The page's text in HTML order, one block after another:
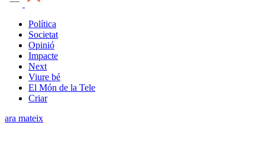
Política
Societat
Opinió
Impacte
Next
Viure bé
El Món de la Tele
Criar
ara mateix